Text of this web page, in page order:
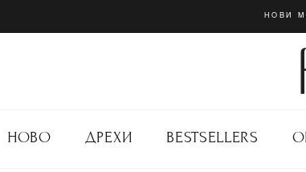
НОВИ
НОВО ДРЕХИ BESTSELLERS